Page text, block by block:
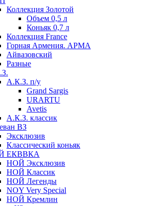
Коллекция Золотой
Объем 0,5 л
Коньяк 0,7 л
Коллекция France
Горная Армения. АРМА
Айвазовский
Разные
А.К.З. п/у
Grand Sargis
URARTU
Avetis
А.К.З. классик
ВЗ
Эксклюзив
Классический коньяк
ЕКВВКА
НОЙ Эксклюзив
НОЙ Классик
НОЙ Легенды
NOY Very Speсial
НОЙ Кремлин